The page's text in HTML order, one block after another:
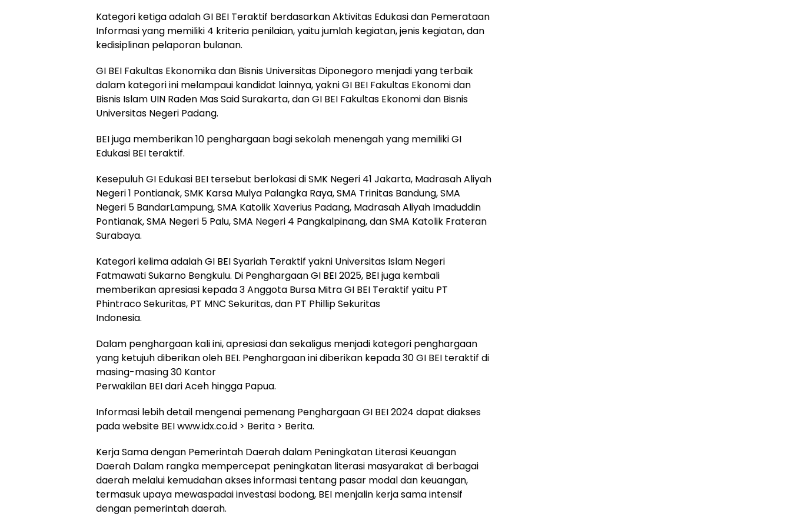
Kategori ketiga adalah GI BEI Teraktif berdasarkan Aktivitas Edukasi dan Pemerataan
Informasi yang memiliki 4 kriteria penilaian, yaitu jumlah kegiatan, jenis kegiatan, dan
kedisiplinan pelaporan bulanan.
GI BEI Fakultas Ekonomika dan Bisnis Universitas Diponegoro menjadi yang terbaik
dalam kategori ini melampaui kandidat lainnya, yakni GI BEI Fakultas Ekonomi dan
Bisnis Islam UIN Raden Mas Said Surakarta, dan GI BEI Fakultas Ekonomi dan Bisnis
Universitas Negeri Padang.
BEI juga memberikan 10 penghargaan bagi sekolah menengah yang memiliki GI
Edukasi BEI teraktif.
Kesepuluh GI Edukasi BEI tersebut berlokasi di SMK Negeri 41 Jakarta, Madrasah Aliyah
Negeri 1 Pontianak, SMK Karsa Mulya Palangka Raya, SMA Trinitas Bandung, SMA
Negeri 5 BandarLampung, SMA Katolik Xaverius Padang, Madrasah Aliyah Imaduddin
Pontianak, SMA Negeri 5 Palu, SMA Negeri 4 Pangkalpinang, dan SMA Katolik Frateran
Surabaya.
Kategori kelima adalah GI BEI Syariah Teraktif yakni Universitas Islam Negeri
Fatmawati Sukarno Bengkulu. Di Penghargaan GI BEI 2025, BEI juga kembali
memberikan apresiasi kepada 3 Anggota Bursa Mitra GI BEI Teraktif yaitu PT
Phintraco Sekuritas, PT MNC Sekuritas, dan PT Phillip Sekuritas
Indonesia.
Dalam penghargaan kali ini, apresiasi dan sekaligus menjadi kategori penghargaan
yang ketujuh diberikan oleh BEI. Penghargaan ini diberikan kepada 30 GI BEI teraktif di
masing-masing 30 Kantor
Perwakilan BEI dari Aceh hingga Papua.
Informasi lebih detail mengenai pemenang Penghargaan GI BEI 2024 dapat diakses
pada website BEI www.idx.co.id > Berita > Berita.
Kerja Sama dengan Pemerintah Daerah dalam Peningkatan Literasi Keuangan
Daerah Dalam rangka mempercepat peningkatan literasi masyarakat di berbagai
daerah melalui kemudahan akses informasi tentang pasar modal dan keuangan,
termasuk upaya mewaspadai investasi bodong, BEI menjalin kerja sama intensif
dengan pemerintah daerah.